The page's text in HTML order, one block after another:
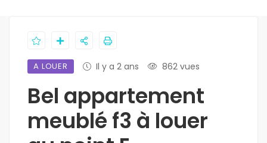
A LOUER Il y a 2 ans 862 vues
Bel appartement
meublé f3 à louer